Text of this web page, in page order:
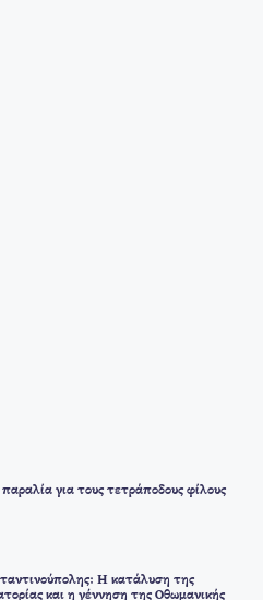
για τους τετράποδους φίλους
Η κατάλυση της
και η γέννηση της Οθωμανικής